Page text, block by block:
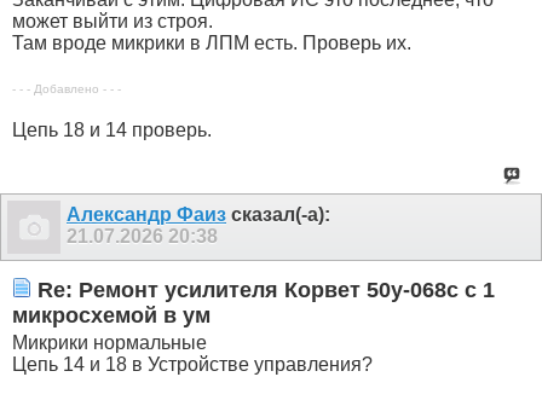
может выйти из строя.
Там вроде микрики в ЛПМ есть. Проверь их.
- - - Добавлено - - -
Цепь 18 и 14 проверь.
Александр Фаиз сказал(-а):
21.07.2026 20:38
Re: Ремонт усилителя Корвет 50у-068с с 1
микросхемой в ум
Микрики нормальные
Цепь 14 и 18 в Устройстве управления?